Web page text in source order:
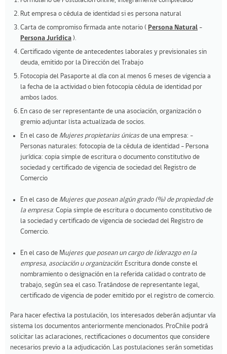
Rut empresa o cédula de identidad si es persona natural
Carta de compromiso firmada ante notario ( Persona Natural -
Persona Jurídica ).
Certificado vigente de antecedentes laborales y previsionales sin
deuda, emitido por la Dirección del Trabajo
Fotocopia del Pasaporte al día con al menos 6 meses de vigencia a
la fecha de la actividad o bien fotocopia cédula de identidad por
ambos lados.
En caso de ser representante de una asociación, organización o
gremio adjuntar lista actualizada de socios.
En el caso de Mujeres propietarias únicasde una empresa: -
Personas naturales: fotocopia de la cédula de identidad - Persona
jurídica: copia simple de escritura o documento constitutivo de
sociedad y certificado de vigencia de sociedad del Registro de
Comercio
En el caso de Mujeres que posean algún grado (%) de propiedad de
la empresa: Copia simple de escritura o documento constitutivo de
la sociedad y certificado de vigencia de sociedad del Registro de
Comercio.
En el caso de Mujeres que posean un cargo de liderazgo en la
empresa, asociación u organización: Escritura donde conste el
nombramiento o designación en la referida calidad o contrato de
trabajo, según sea el caso. Tratándose de representante legal,
certificado de vigencia de poder emitido por el registro de comercio.
Para hacer efectiva la postulación, los interesados deberán adjuntar vía
sistema los documentos anteriormente mencionados. ProChile podrá
solicitar las aclaraciones, rectificaciones o documentos que considere
necesarios previo a la adjudicación. Las postulaciones serán sometidas